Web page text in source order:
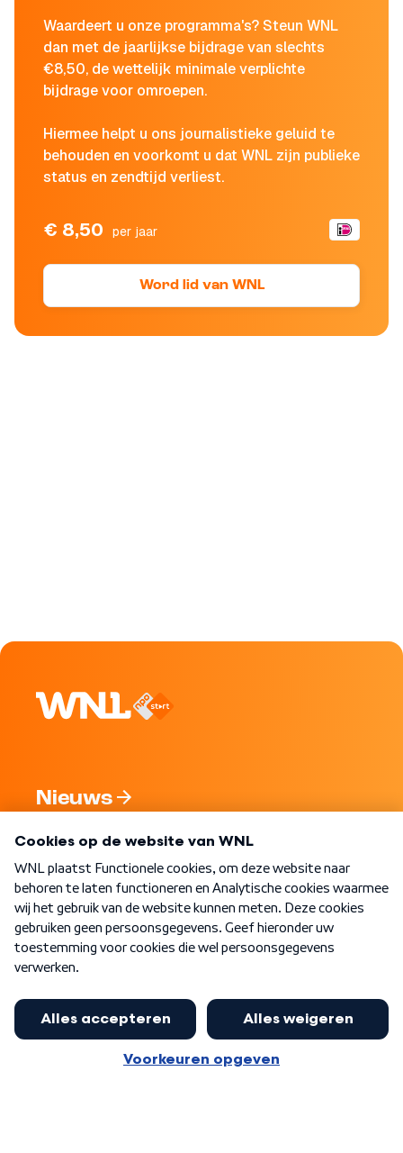
Waardeert u onze programma's? Steun WNL
dan met de jaarlijkse bijdrage van slechts
€8,50, de wettelijk minimale verplichte
bijdrage voor omroepen.
Hiermee helpt u ons journalistieke geluid te
behouden en voorkomt u dat WNL zijn publieke
status en zendtijd verliest.
€ 8,50 per jaar
Word lid van WNL
Nieuws
Nieuwsbrief
Word Lid